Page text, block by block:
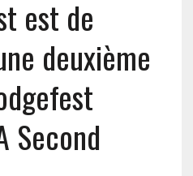
est de
deuxième
Second